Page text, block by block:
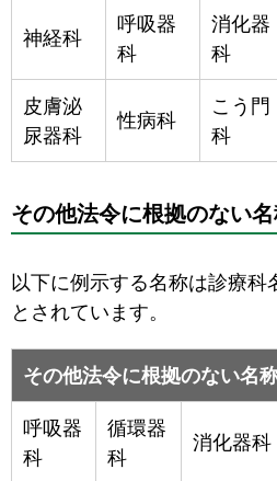
神経科
呼吸器
科
消化器
科
皮膚泌
尿器科
性病科
こう門
科
その他法令に根拠のない名
以下に例示する名称は診療科
とされています。
その他法令に根拠のない名称
呼吸器
科
循環器
科
消化器科